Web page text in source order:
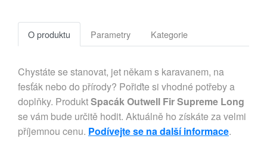
O produktu Parametry Kategorie
Chystáte se stanovat, jet někam s karavanem, na
fesťák nebo do přírody? Pořiďte si vhodné potřeby a
doplňky. ProduktSpacák Outwell Fir Supreme Long
se vám bude určitě hodit. Aktuálně ho získáte za velmi
příjemnou cenu. Podívejte se na další informace.